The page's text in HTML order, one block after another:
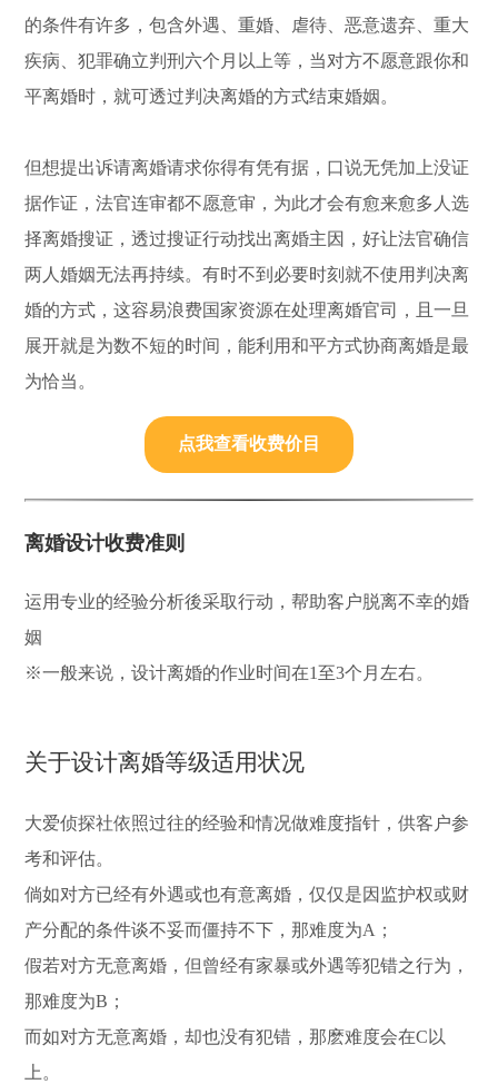
的条件有许多，包含外遇、重婚、虐待、恶意遗弃、重大
疾病、犯罪确立判刑六个月以上等，当对方不愿意跟你和
平离婚时，就可透过判决离婚的方式结束婚姻。
但想提出诉请离婚请求你得有凭有据，口说无凭加上没证
据作证，法官连审都不愿意审，为此才会有愈来愈多人选
择离婚搜证，透过搜证行动找出离婚主因，好让法官确信
两人婚姻无法再持续。有时不到必要时刻就不使用判决离
婚的方式，这容易浪费国家资源在处理离婚官司，且一旦
展开就是为数不短的时间，能利用和平方式协商离婚是最
为恰当。
点我查看收费价目
离婚设计收费准则
运用专业的经验分析後采取行动，帮助客户脱离不幸的婚
姻
※一般来说，设计离婚的作业时间在1至3个月左右。
关于设计离婚等级适用状况
大爱侦探社依照过往的经验和情况做难度指针，供客户参
考和评估。
倘如对方已经有外遇或也有意离婚，仅仅是因监护权或财
产分配的条件谈不妥而僵持不下，那难度为A；
假若对方无意离婚，但曾经有家暴或外遇等犯错之行为，
那难度为B；
而如对方无意离婚，却也没有犯错，那麽难度会在C以
上。